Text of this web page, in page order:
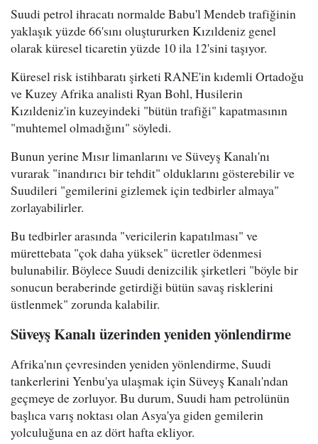
Suudi petrol ihracatı normalde Babu'l Mendeb trafiğinin
yaklaşık yüzde 66'sını oluştururken Kızıldeniz genel
olarak küresel ticaretin yüzde 10 ila 12'sini taşıyor.
Küresel risk istihbaratı şirketi RANE'in kıdemli Ortadoğu
ve Kuzey Afrika analisti Ryan Bohl, Husilerin
Kızıldeniz'in kuzeyindeki "bütün trafiği" kapatmasının
"muhtemel olmadığını" söyledi.
Bunun yerine Mısır limanlarını ve Süveyş Kanalı'nı
vurarak "inandırıcı bir tehdit" olduklarını gösterebilir ve
Suudileri "gemilerini gizlemek için tedbirler almaya"
zorlayabilirler.
Bu tedbirler arasında "vericilerin kapatılması" ve
mürettebata "çok daha yüksek" ücretler ödenmesi
bulunabilir. Böylece Suudi denizcilik şirketleri "böyle bir
sonucun beraberinde getirdiği bütün savaş risklerini
üstlenmek" zorunda kalabilir.
Süveyş Kanalı üzerinden yeniden yönlendirme
Afrika'nın çevresinden yeniden yönlendirme, Suudi
tankerlerini Yenbu'ya ulaşmak için Süveyş Kanalı'ndan
geçmeye de zorluyor. Bu durum, Suudi ham petrolünün
başlıca varış noktası olan Asya'ya giden gemilerin
yolculuğuna en az dört hafta ekliyor.